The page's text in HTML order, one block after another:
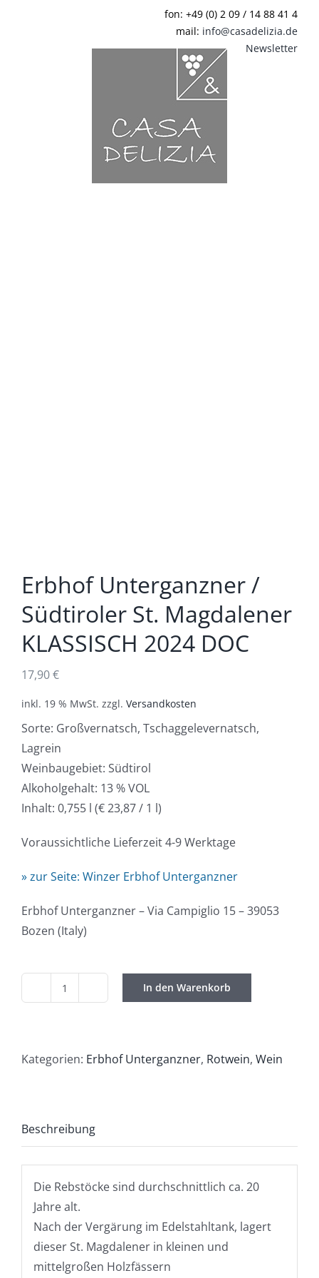
fon: +49 (0) 2 09 / 14 88 41 4
mail: info@casadelizia.de
Newsletter
Erbhof Unterganzner /
Südtiroler St. Magdalener
KLASSISCH 2024 DOC
17,90€
inkl. 19 % MwSt. zzgl. Versandkosten
Sorte: Großvernatsch, Tschaggelevernatsch,
Lagrein
Weinbaugebiet: Südtirol
Alkoholgehalt: 13 % VOL
Inhalt: 0,755 l (€ 23,87 / 1 l)
Voraussichtliche Lieferzeit 4-9 Werktage
» zur Seite: Winzer Erbhof Unterganzner
Erbhof Unterganzner – Via Campiglio 15 – 39053
Bozen (Italy)
Erbhof
Südtiroler
2024
In den Warenkorb
Kategorien: Erbhof Unterganzner, Rotwein, Wein
Beschreibung
Die Rebstöcke sind durchschnittlich ca. 20
Jahre alt.
Nach der Vergärung im Edelstahltank, lagert
dieser St. Magdalener in kleinen und
mittelgroßen Holzfässern